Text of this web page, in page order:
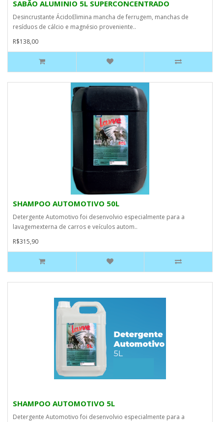
SABÃO ALUMINIO 5L SUPERCONCENTRADO
Desincrustante ÁcidoElimina mancha de ferrugem, manchas de
resíduos de cálcio e magnésio proveniente..
R$138,00
SHAMPOO AUTOMOTIVO 50L
Detergente Automotivo foi desenvolvio especialmente para a
lavagemexterna de carros e veículos autom..
R$315,90
SHAMPOO AUTOMOTIVO 5L
Detergente Automotivo foi desenvolvio especialmente para a